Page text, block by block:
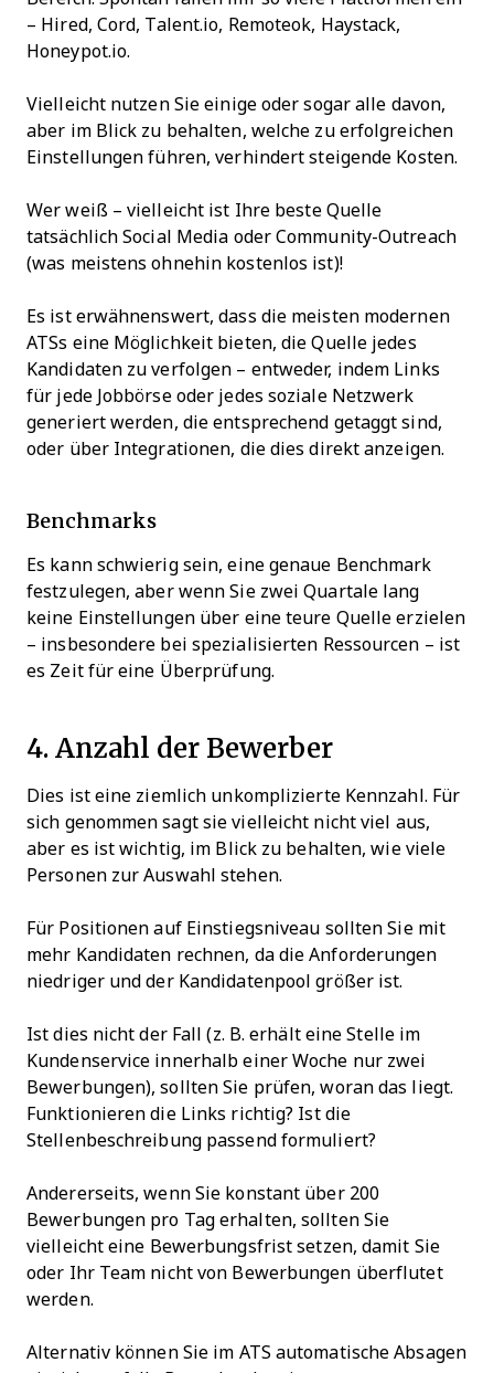
– Hired, Cord, Talent.io, Remoteok, Haystack,
Honeypot.io.
Vielleicht nutzen Sie einige oder sogar alle davon,
aber im Blick zu behalten, welche zu erfolgreichen
Einstellungen führen, verhindert steigende Kosten.
Wer weiß – vielleicht ist Ihre beste Quelle
tatsächlich Social Media oder Community-Outreach
(was meistens ohnehin kostenlos ist)!
Es ist erwähnenswert, dass die meisten modernen
ATSs eine Möglichkeit bieten, die Quelle jedes
Kandidaten zu verfolgen – entweder, indem Links
für jede Jobbörse oder jedes soziale Netzwerk
generiert werden, die entsprechend getaggt sind,
oder über Integrationen, die dies direkt anzeigen.
Benchmarks
Es kann schwierig sein, eine genaue Benchmark
festzulegen, aber wenn Sie zwei Quartale lang
keine Einstellungen über eine teure Quelle erzielen
– insbesondere bei spezialisierten Ressourcen – ist
es Zeit für eine Überprüfung.
4. Anzahl der Bewerber
Dies ist eine ziemlich unkomplizierte Kennzahl. Für
sich genommen sagt sie vielleicht nicht viel aus,
aber es ist wichtig, im Blick zu behalten, wie viele
Personen zur Auswahl stehen.
Für Positionen auf Einstiegsniveau sollten Sie mit
mehr Kandidaten rechnen, da die Anforderungen
niedriger und der Kandidatenpool größer ist.
Ist dies nicht der Fall (z. B. erhält eine Stelle im
Kundenservice innerhalb einer Woche nur zwei
Bewerbungen), sollten Sie prüfen, woran das liegt.
Funktionieren die Links richtig? Ist die
Stellenbeschreibung passend formuliert?
Andererseits, wenn Sie konstant über 200
Bewerbungen pro Tag erhalten, sollten Sie
vielleicht eine Bewerbungsfrist setzen, damit Sie
oder Ihr Team nicht von Bewerbungen überflutet
werden.
Alternativ können Sie im ATS automatische Absagen